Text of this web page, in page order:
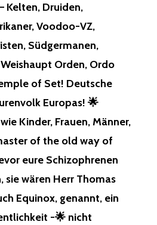
Kelten, Druiden,
Voodoo-VZ,
Südgermanen,
Orden, Ordo
of Set! Deutsche
Europas! 🌟
Kinder, Frauen, Männer,
of the old way of
eure Schizophrenen
sie wären Herr Thomas
Equinox, genannt, ein
-🌟 nicht